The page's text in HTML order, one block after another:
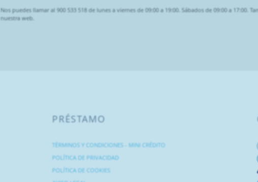
Nos puedes llamar al 900 533 518 de lunes a viernes de 09:00 a 19:00. Sábados de 09:00 a
nuestra web.
PRÉSTAMO
TÉRMINOS Y CONDICIONES - MINI CRÉDITO
POLÍTICA DE PRIVACIDAD
POLÍTICA DE COOKIES